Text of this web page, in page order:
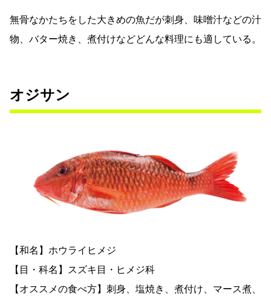
無骨なかたちをした大きめの魚だが刺身、味噌汁などの汁
物、バター焼き、煮付けなどどんな料理にも適している。
オジサン
【和名】ホウライヒメジ
【目・科名】スズキ目・ヒメジ科
【オススメの食べ方】刺身、塩焼き、煮付け、マース煮、